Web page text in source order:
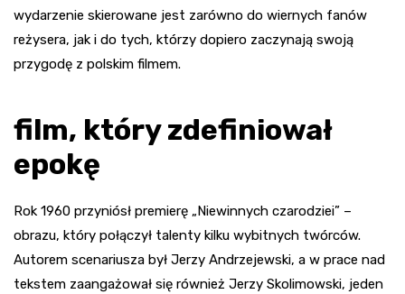
wydarzenie skierowane jest zarówno do wiernych fanów
reżysera, jak i do tych, którzy dopiero zaczynają swoją
przygodę z polskim filmem.
film, który zdefiniował
epokę
Rok 1960 przyniósł premierę „Niewinnych czarodziei” –
obrazu, który połączył talenty kilku wybitnych twórców.
Autorem scenariusza był Jerzy Andrzejewski, a w prace nad
tekstem zaangażował się również Jerzy Skolimowski, jeden